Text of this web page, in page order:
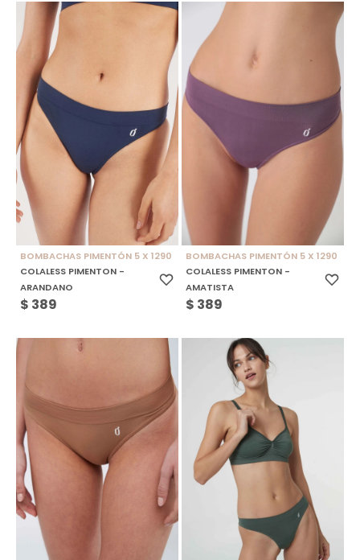
BOMBACHAS PIMENTÓN 5 X 1290
COLALESS PIMENTON -
ARANDANO
$ 389
BOMBACHAS PIMENTÓN 5 X 1290
COLALESS PIMENTON -
AMATISTA
$ 389